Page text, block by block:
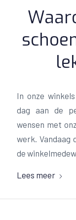
In onze
dag aan de
wensen met
werk. Vandaag
de
Lees meer